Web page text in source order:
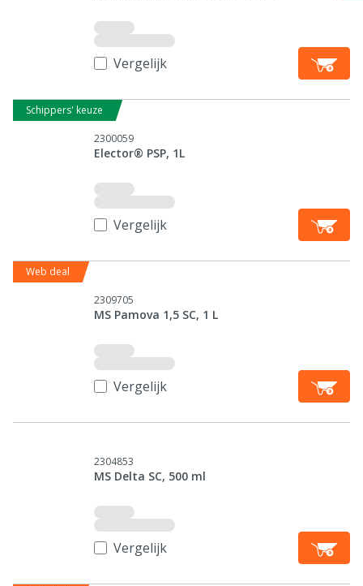
Vergelijk
Schippers' keuze
2300059
Elector® PSP, 1L
Vergelijk
Web deal
2309705
MS Pamova 1,5 SC, 1 L
Vergelijk
2304853
MS Delta SC, 500 ml
Vergelijk